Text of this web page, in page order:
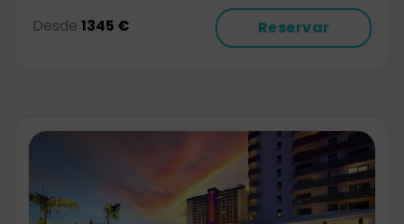
Desde 1345 € Reservar